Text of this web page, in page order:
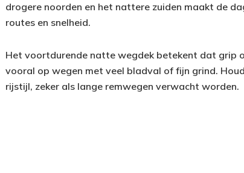
drogere noorden en het nattere zuiden maakt de
routes en snelheid.
Het voortdurende natte wegdek betekent dat grip
vooral op wegen met veel bladval of fijn grind.
rijstijl, zeker als lange remwegen verwacht worden.